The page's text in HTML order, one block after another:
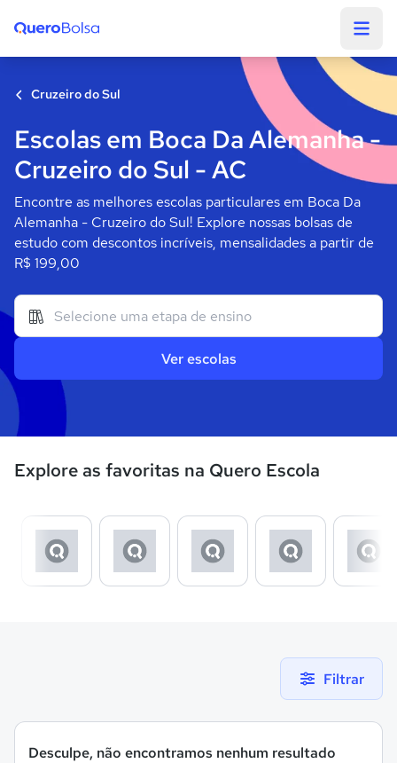
Cruzeiro do Sul
Escolas em Boca Da Alemanha -
Cruzeiro do Sul - AC
Encontre as melhores escolas particulares em Boca Da
Alemanha - Cruzeiro do Sul! Explore nossas bolsas de
estudo com descontos incríveis, mensalidades a partir de
R$ 199,00
Ver escolas
Explore as favoritas na Quero Escola
Filtrar
Desculpe, não encontramos nenhum resultado